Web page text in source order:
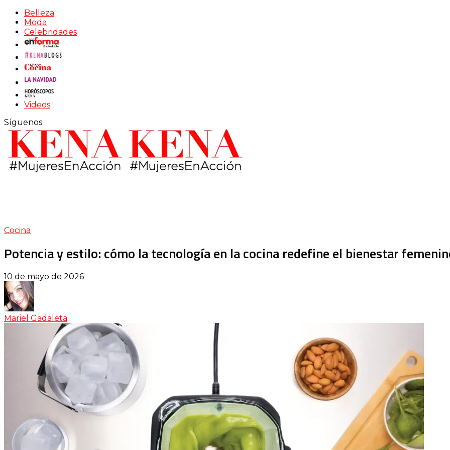
Belleza
Moda
Celebridades
Videos
Síguenos
Cocina
Potencia y estilo: cómo la tecnología en la cocina redefine el bienestar
10 de mayo de 2026
Mariel Gadaleta